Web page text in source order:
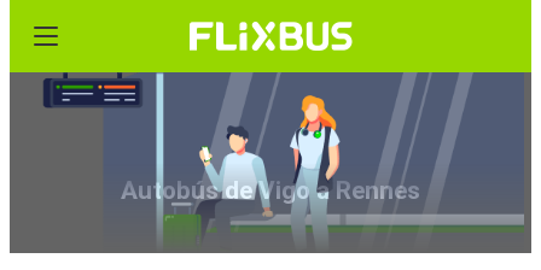
Autobús de Vigo a Rennes